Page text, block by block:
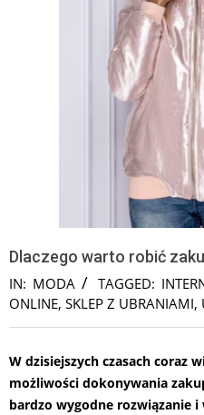
Dlaczego warto robić
IN: MODA TAGGED:
ONLINE, SKLEP Z UBRANIAMI,
W dzisiejszych czasach coraz
możliwości dokonywania
bardzo wygodne rozwiązanie